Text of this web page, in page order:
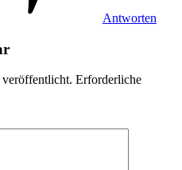
Antworten
Erforderliche